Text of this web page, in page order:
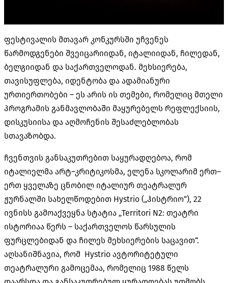
ფესტივალის მთავარ კონკურსში უჩვენეს
წარმოდგენები შვეიცარიიდან, იტალიიდან, ჩილედან,
ბელგიიდან და საქართველოდან. მეხსიერება,
თავისუფლება, იდენტობა და ადამიანური
ურთიერთობები – ეს არის ის თემები, რომელიც მთელი
პროგრამის განმავლობაში მაყურებელს რეფლექსიის,
დისკუსიისა და აღმოჩენის შესაძლებლობას
სთავაზობდა.
ჩვენთვის განსაკუთრებით საყურადღებოა, რომ
იტალიელმა არტ–კრიტიკოსმა, ელენა სკოლარიმ ერთ–
ერთ ყველაზე ცნობილ იტალიურ თეატრალურ
ჟურნალში სახელწოდებით Hystrio („ჰისტრიო“), 22
ივნისს გამოაქვეყნა სტატია „Territori N2: თეატრი
ისტორიაა წერს – საქართველოს წარსულის
ფურცლებიდან და ჩილეს მეხსიერების საცავით“.
აღსანიშნავია, რომ Hystrio ავტორიტეტული
თეატრალური გამოცემაა, რომელიც 1988 წელს